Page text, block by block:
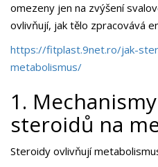
omezeny jen na zvýšení
ovlivňují, jak tělo zpracovává
https://fitplast.9net.ro/jak-
metabolismus/
1.
steroidů na
Steroidy ovlivňují